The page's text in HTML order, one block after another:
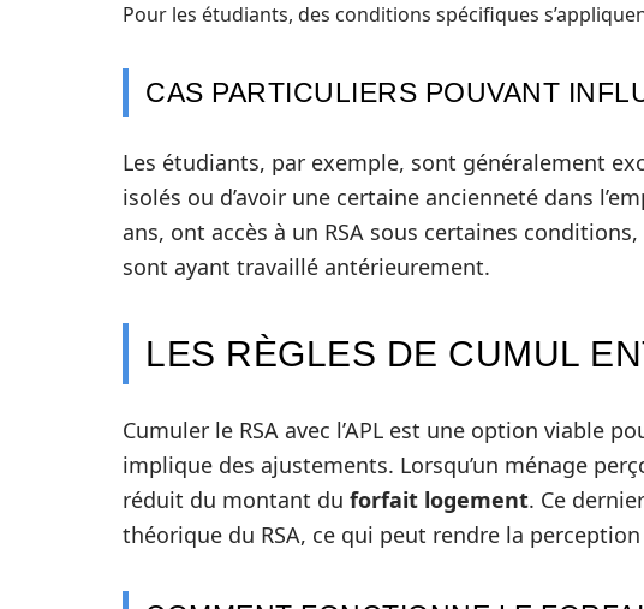
Pour les étudiants, des conditions spécifiques
CAS PARTICULIERS POUVANT
Les étudiants, par exemple, sont généralement
isolés ou d’avoir une certaine ancienneté dans
ans, ont accès à un RSA sous certaines
sont ayant travaillé antérieurement.
LES RÈGLES DE CUMUL
Cumuler le RSA avec l’APL est une option viable
implique des ajustements. Lorsqu’un ménage
réduit du montant du forfait logement. Ce
théorique du RSA, ce qui peut rendre la